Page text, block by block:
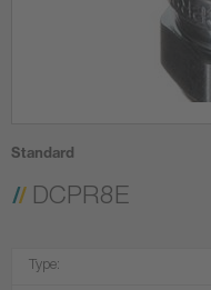
Standard
DCPR8E
Type: